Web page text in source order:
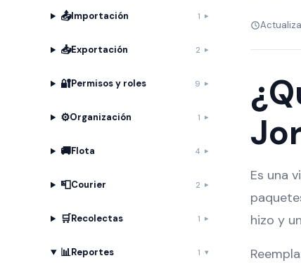
📤Importación 1
📥Exportación 2
🔐Permisos y roles 9
⚙️Organización 1
🚚Flota 4
📮Courier 2
🛒Recolectas 1
📊Reportes 1
Es una
hizo y